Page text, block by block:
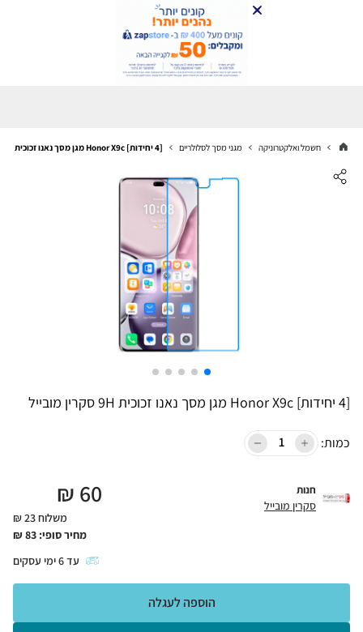
חשמל ואלקטרוניקה מגני מסך לסלולריים [4 יחידות] Honor X9c מגן מסך נאנו זכוכית 9H סקרין מובייל
[4 יחידות] Honor X9c מגן מסך נאנו זכוכית 9H סקרין מובייל
כמות:
חנות
סקרין מובייל 60
₪
משלוח 23 ₪
מחיר סופי: 83
₪
עד6ימי עסקים
הוספה לעגלה